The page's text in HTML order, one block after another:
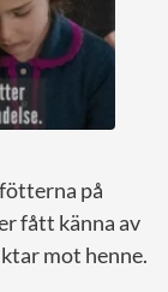
på
fått känna av
mot henne.